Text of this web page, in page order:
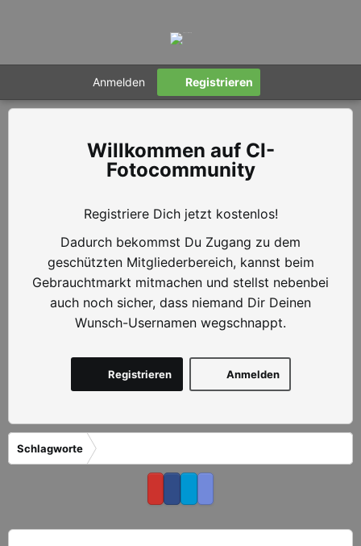
Anmelden Registrieren
CI-
Fotocommunity
Registriere Dich jetzt kostenlos!
Dadurch bekommst Du Zugang zu dem
geschützten Mitgliederbereich, kannst beim
Gebrauchtmarkt mitmachen und stellst nebenbei
auch noch sicher, dass niemand Dir Deinen
Wunsch-Usernamen wegschnappt.
Anmelden
Registrieren
Schlagworte